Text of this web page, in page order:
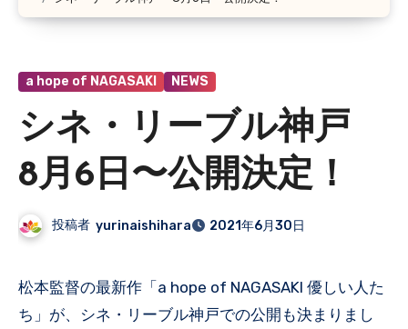
a hope of NAGASAKI NEWS
シネ・リーブル神戸
8月6日〜公開決定！
投稿者 yurinaishihara 2021年6月30日
松本監督の最新作「a hope of NAGASAKI 優しい人た
ち」が、シネ・リーブル神戸での公開も決まりまし